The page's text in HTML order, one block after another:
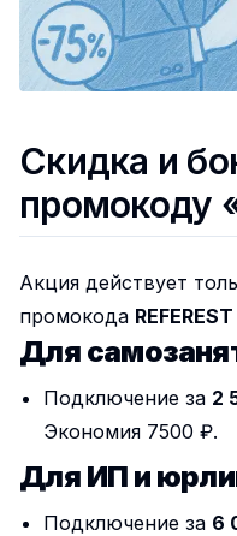
Скидка и
промокоду
Акция действует
промокода REFEREST
Для
Подключение за 2
Экономия 7500 ₽.
Для ИП и
Подключение за 6